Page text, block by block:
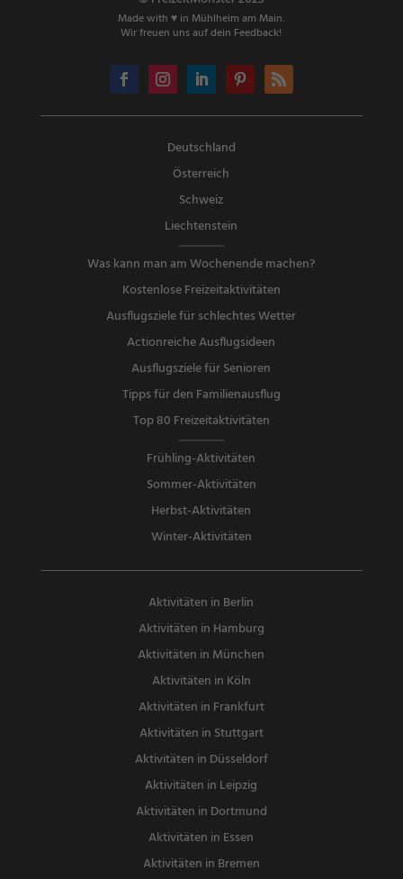
Made with ♥ in Mühlheim am Main.
Wir freuen uns auf dein Feedback!
Deutschland
Österreich
Schweiz
Liechtenstein
Was kann man am Wochenende machen?
Kostenlose Freizeitaktivitäten
Ausflugsziele für schlechtes Wetter
Actionreiche Ausflugsideen
Ausflugsziele für Senioren
Tipps für den Familienausflug
Top 80 Freizeitaktivitäten
Frühling-Aktivitäten
Sommer-Aktivitäten
Herbst-Aktivitäten
Winter-Aktivitäten
Aktivitäten in Berlin
Aktivitäten in Hamburg
Aktivitäten in München
Aktivitäten in Köln
Aktivitäten in Frankfurt
Aktivitäten in Stuttgart
Aktivitäten in Düsseldorf
Aktivitäten in Leipzig
Aktivitäten in Dortmund
Aktivitäten in Essen
Aktivitäten in Bremen